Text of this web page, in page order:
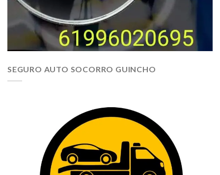
SEGURO AUTO SOCORRO GUINCHO